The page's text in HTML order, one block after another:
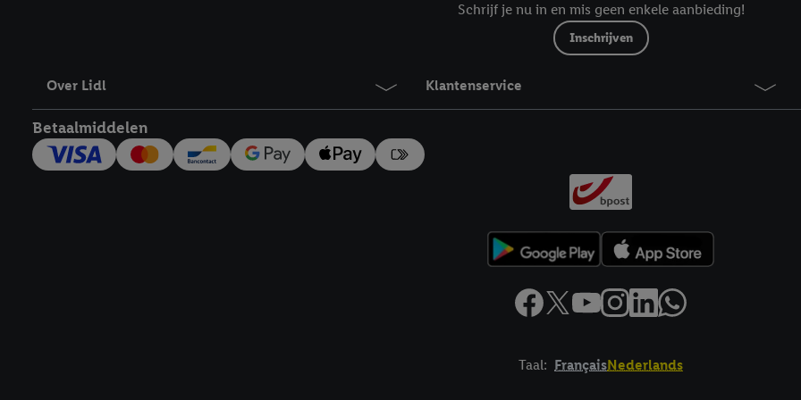
Schrijf je nu in en mis geen enkele aanbieding!
Inschrijven
Over Lidl Klantenservice
Betaalmiddelen
Taal: FrançaisNederlands